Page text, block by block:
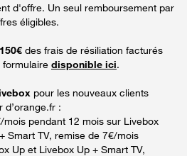
d'offre. Un seul remboursement par
éligibles.
des frais de résiliation facturés
disponible ici.
pour les nouveaux clients
d’orange.fr :
mois pendant 12 mois sur Livebox
Smart TV, remise de 7€/mois
Up et Livebox Up + Smart TV,